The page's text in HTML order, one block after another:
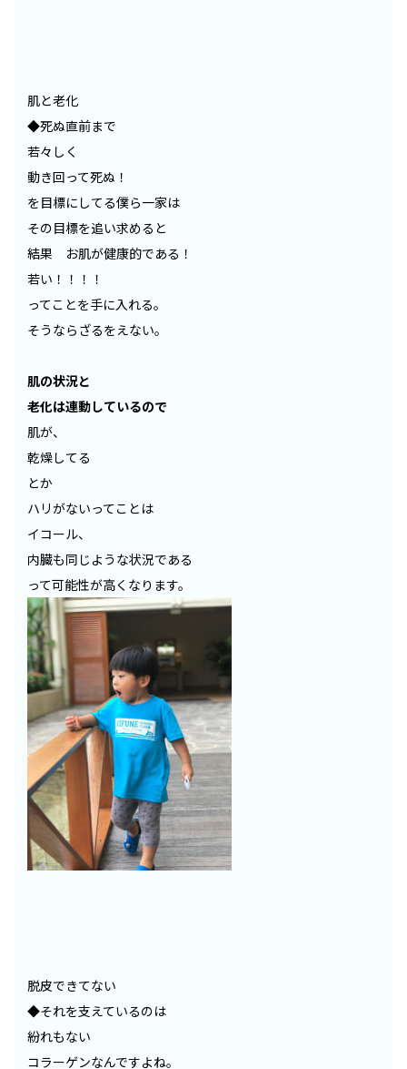
肌と老化
◆死ぬ直前まで
若々しく
動き回って死ぬ！
を目標にしてる僕ら一家は
その目標を追い求めると
結果 お肌が健康的である！
若い！！！！
ってことを手に入れる。
そうならざるをえない。
肌の状況と
老化は連動しているので
肌が、
乾燥してる
とか
ハリがないってことは
イコール、
内臓も同じような状況である
って可能性が高くなります。
脱皮できてない
◆それを支えているのは
紛れもない
コラーゲンなんですよね。